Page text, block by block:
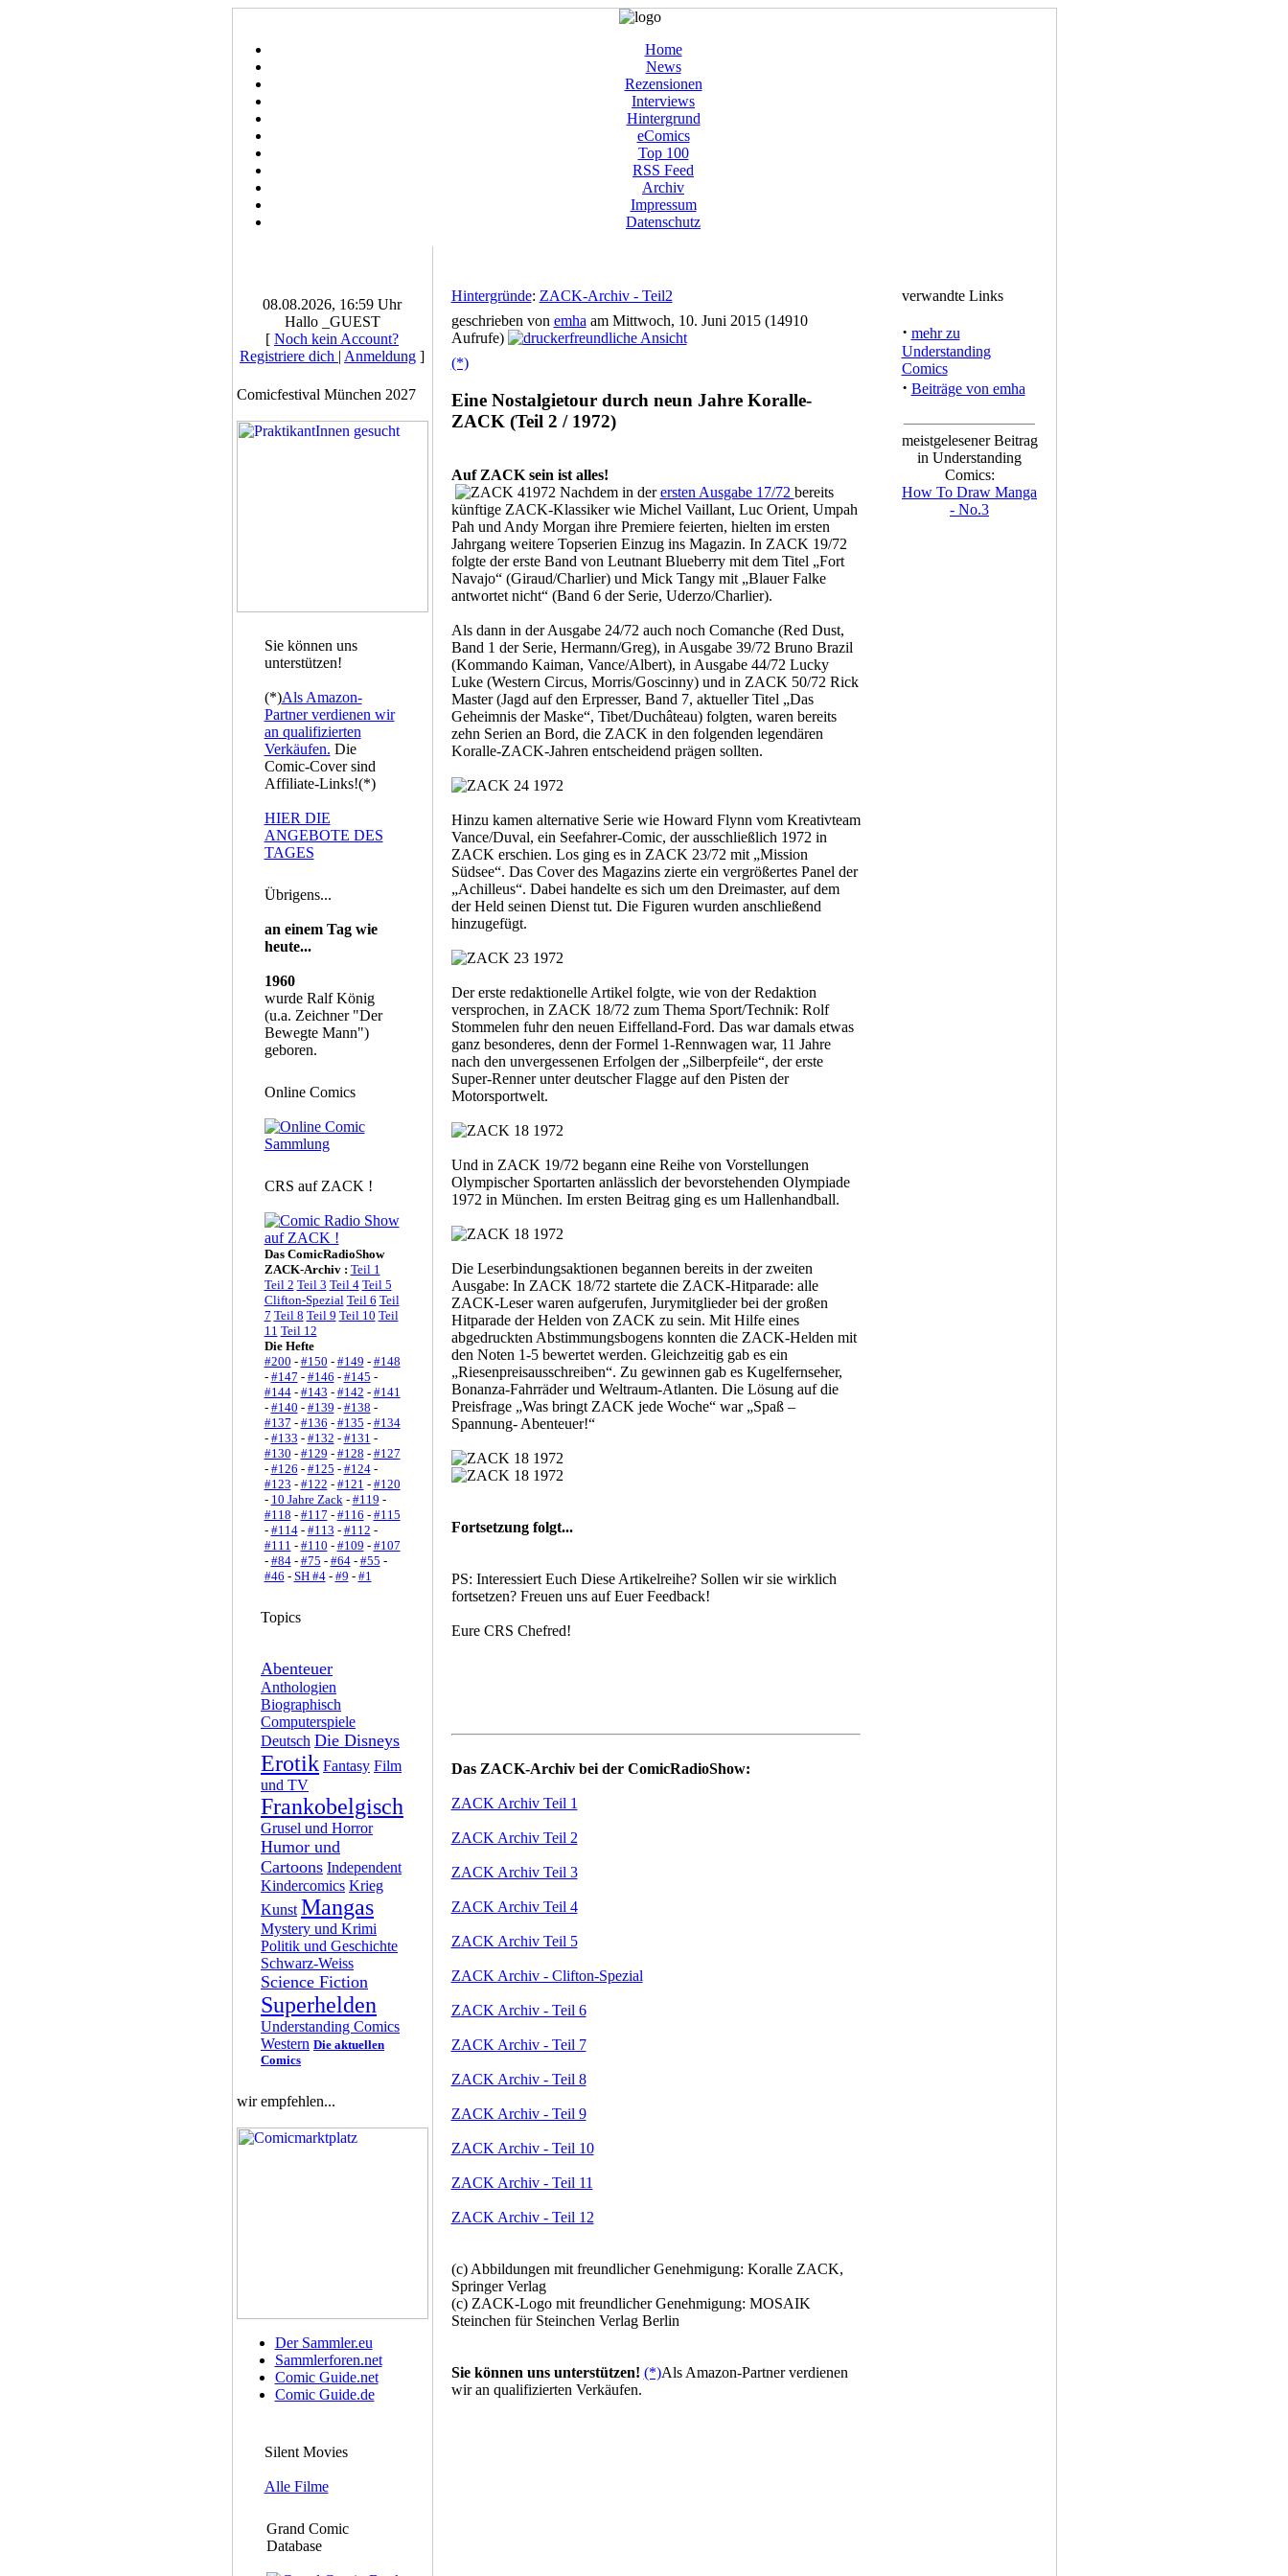
Home
News
Rezensionen
Interviews
Hintergrund
eComics
Top 100
RSS Feed
Archiv
Impressum
Datenschutz
08.08.2026, 16:59 Uhr
Hallo _GUEST
[ Noch kein Account?
Registriere dich | Anmeldung ]
Comicfestival München 2027
Sie können uns
unterstützen!
(*)Als Amazon-
Partner verdienen wir
an qualifizierten
Verkäufen. Die
Comic-Cover sind
Affiliate-Links!(*)
HIER DIE
ANGEBOTE DES
TAGES
Übrigens...
an einem Tag wie
heute...
1960
wurde Ralf König
(u.a. Zeichner "Der
Bewegte Mann")
geboren.
Online Comics
CRS auf ZACK !
Das ComicRadioShow
ZACK-Archiv : Teil 1
Teil 2 Teil 3 Teil 4 Teil 5
Clifton-Spezial Teil 6 Teil
7 Teil 8 Teil 9 Teil 10 Teil
11 Teil 12
Die Hefte
#200 - #150 - #149 - #148
- #147 - #146 - #145 -
#144- #143 - #142 - #141
- #140 - #139 - #138 -
#137 - #136 - #135 - #134
- #133 - #132 - #131 -
#130 - #129 - #128 - #127
- #126 - #125 - #124-
#123 - #122 - #121 - #120
- 10 Jahre Zack- #119 -
#118 - #117 - #116 - #115
- #114- #113 - #112 -
#111 - #110 - #109 - #107
- #84- #75 - #64- #55 -
#46 - SH #4- #9 - #1
Topics
Abenteuer
Anthologien
Biographisch
Computerspiele
Deutsch Die Disneys
Erotik Fantasy Film
und TV
Frankobelgisch
Grusel und Horror
Humor und
Cartoons Independent
Kindercomics Krieg
Kunst Mangas
Mystery und Krimi
Politik und Geschichte
Schwarz-Weiss
Science Fiction
Superhelden
Understanding Comics
Western Die aktuellen
Comics
wir empfehlen...
Der Sammler.eu
Sammlerforen.net
Comic Guide.net
Comic Guide.de
Silent Movies
Alle Filme
Grand Comic
Database
Hintergründe: ZACK-Archiv - Teil2
geschrieben von emha am Mittwoch, 10. Juni 2015 (14910
Aufrufe)
(*)
Eine Nostalgietour durch neun Jahre Koralle-
ZACK (Teil 2 / 1972)
Auf ZACK sein ist alles!
Nachdem in derersten Ausgabe 17/72 bereits
künftige ZACK-Klassiker wie Michel Vaillant, Luc Orient, Umpah
Pah und Andy Morgan ihre Premiere feierten, hielten im ersten
Jahrgang weitere Topserien Einzug ins Magazin. In ZACK 19/72
folgte der erste Band von Leutnant Blueberry mit dem Titel „Fort
Navajo“ (Giraud/Charlier) und Mick Tangy mit „Blauer Falke
antwortet nicht“ (Band 6 der Serie, Uderzo/Charlier).
Als dann in der Ausgabe 24/72 auch noch Comanche (Red Dust,
Band 1 der Serie, Hermann/Greg), in Ausgabe 39/72 Bruno Brazil
(Kommando Kaiman, Vance/Albert), in Ausgabe 44/72 Lucky
Luke (Western Circus, Morris/Goscinny) und in ZACK 50/72 Rick
Master (Jagd auf den Erpresser, Band 7, aktueller Titel „Das
Geheimnis der Maske“, Tibet/Duchâteau) folgten, waren bereits
zehn Serien an Bord, die ZACK in den folgenden legendären
Koralle-ZACK-Jahren entscheidend prägen sollten.
Hinzu kamen alternative Serie wie Howard Flynn vom Kreativteam
Vance/Duval, ein Seefahrer-Comic, der ausschließlich 1972 in
ZACK erschien. Los ging es in ZACK 23/72 mit „Mission
Südsee“. Das Cover des Magazins zierte ein vergrößertes Panel der
„Achilleus“. Dabei handelte es sich um den Dreimaster, auf dem
der Held seinen Dienst tut. Die Figuren wurden anschließend
hinzugefügt.
Der erste redaktionelle Artikel folgte, wie von der Redaktion
versprochen, in ZACK 18/72 zum Thema Sport/Technik: Rolf
Stommelen fuhr den neuen Eiffelland-Ford. Das war damals etwas
ganz besonderes, denn der Formel 1-Rennwagen war, 11 Jahre
nach den unvergessenen Erfolgen der „Silberpfeile“, der erste
Super-Renner unter deutscher Flagge auf den Pisten der
Motorsportwelt.
Und in ZACK 19/72 begann eine Reihe von Vorstellungen
Olympischer Sportarten anlässlich der bevorstehenden Olympiade
1972 in München. Im ersten Beitrag ging es um Hallenhandball.
Die Leserbindungsaktionen begannen bereits in der zweiten
Ausgabe: In ZACK 18/72 startete die ZACK-Hitparade: alle
ZACK-Leser waren aufgerufen, Jurymitglieder bei der großen
Hitparade der Helden von ZACK zu sein. Mit Hilfe eines
abgedruckten Abstimmungsbogens konnten die ZACK-Helden mit
den Noten 1-5 bewertet werden. Gleichzeitig gab es ein
„Riesenpreisausschreiben“. Zu gewinnen gab es Kugelfernseher,
Bonanza-Fahrräder und Weltraum-Atlanten. Die Lösung auf die
Preisfrage „Was bringt ZACK jede Woche“ war „Spaß –
Spannung- Abenteuer!“
Fortsetzung folgt...
PS: Interessiert Euch Diese Artikelreihe? Sollen wir sie wirklich
fortsetzen? Freuen uns auf Euer Feedback!
Eure CRS Chefred!
Das ZACK-Archiv bei der ComicRadioShow:
ZACK Archiv Teil 1
ZACK Archiv Teil 2
ZACK Archiv Teil 3
ZACK Archiv Teil 4
ZACK Archiv Teil 5
ZACK Archiv - Clifton-Spezial
ZACK Archiv - Teil 6
ZACK Archiv - Teil 7
ZACK Archiv - Teil 8
ZACK Archiv - Teil 9
ZACK Archiv - Teil 10
ZACK Archiv - Teil 11
ZACK Archiv - Teil 12
(c) Abbildungen mit freundlicher Genehmigung: Koralle ZACK,
Springer Verlag
(c) ZACK-Logo mit freundlicher Genehmigung: MOSAIK
Steinchen für Steinchen Verlag Berlin
Sie können uns unterstützen! (*)Als Amazon-Partner verdienen
wir an qualifizierten Verkäufen.
verwandte Links
· mehr zu
Understanding
Comics
· Beiträge von emha
meistgelesener Beitrag
in Understanding
Comics:
How To Draw Manga
- No.3